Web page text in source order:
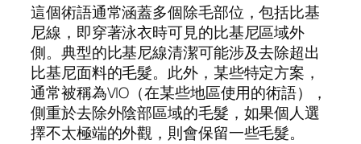
這個術語通常涵蓋多個除毛部位，包括比基
尼線，即穿著泳衣時可見的比基尼區域外
側。典型的比基尼線清潔可能涉及去除超出
比基尼面料的毛髮。此外，某些特定方案，
通常被稱為VIO（在某些地區使用的術語），
側重於去除外陰部區域的毛髮，如果個人選
擇不太極端的外觀，則會保留一些毛髮。